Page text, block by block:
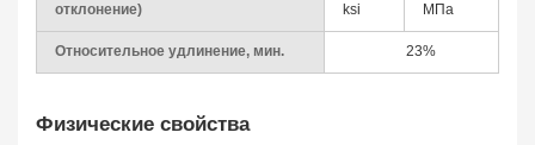
отклонение)
ksi
МПа
Относительное удлинение, мин. 23%
Физические свойства